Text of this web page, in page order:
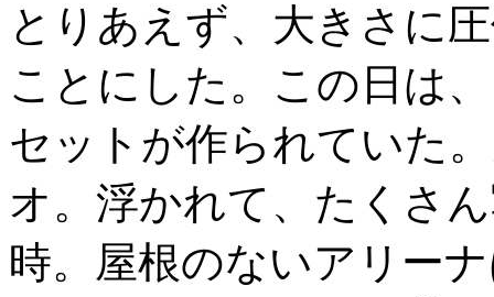
とりあえず、大きさに
ことにした。この日は
セットが作られていた
オ。浮かれて、たくさ
時。屋根のないアリー